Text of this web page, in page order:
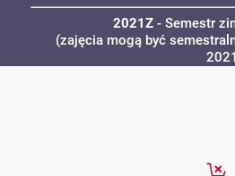
2021Z - Semestr
(zajęcia mogą być